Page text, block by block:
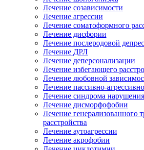
Лечение созависимости
Лечение агрессии
Лечение соматоформного
Лечение дисфории
Лечение послеродовой
Лечение ДРЛ
Лечение деперсонализации
Лечение избегающего
Лечение любовной
Лечение пассивно-
Лечение синдрома
Лечение дисморфофобии
Лечение генерализованного
расстройства
Лечение аутоагрессии
Лечение акрофобии